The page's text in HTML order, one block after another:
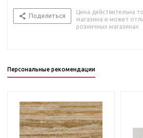
Поделиться
Цена действительна
магазина и может
розничных магазинах
Персональные рекомендации